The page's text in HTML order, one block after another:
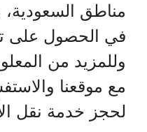
مناطق
في الحصول على
وللمزيد من
مع موقعنا
لحجز خدمة نقل